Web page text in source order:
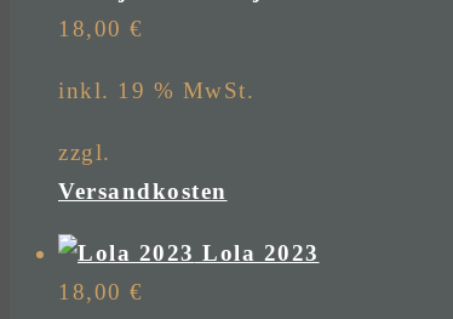
18,00 €
inkl. 19 % MwSt.
zzgl.
Versandkosten
Lola 2023
18,00 €